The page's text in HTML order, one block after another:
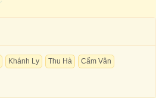
Khánh Ly Thu Hà
Cẩm Vân